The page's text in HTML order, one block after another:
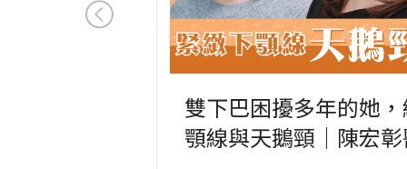
雙下巴困擾多年的她
顎線與天鵝頸｜陳宏